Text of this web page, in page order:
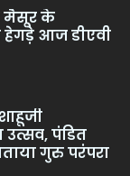
मैसूर के
हेगड़े आज डीएवी
उत्सव, पंडित
गुरु परंपरा